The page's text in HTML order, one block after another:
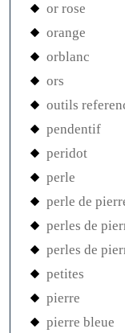
or rose
orange
orblanc
ors
outils
pendentif
peridot
perle
perle de
perles de
perles de
petites
pierre
pierre bleue